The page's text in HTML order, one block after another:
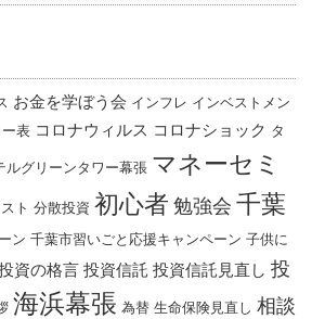
お金を学ぼう会 インフレ インベストメン
表 コロナウィルス コロナショック タ
ルグリーンタワー幕張 マネーセミ
ト 分散投資 初心者 勉強会 千葉
ン 千葉市習いごと応援キャンペーン 子供に
資の格言 投資信託 投資信託見直し 投
海浜幕張 為替 生命保険見直し 相談